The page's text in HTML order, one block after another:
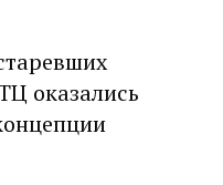
оказались